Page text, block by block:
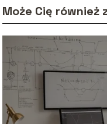
Może Cię również